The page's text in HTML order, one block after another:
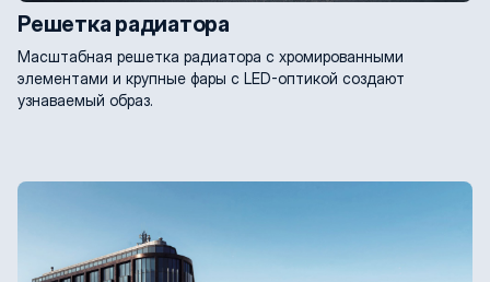
Решетка радиатора
Масштабная решетка радиатора с хромированными
элементами и крупные фары с LED-оптикой создают
узнаваемый образ.